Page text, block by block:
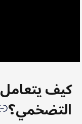
كيف
التضخمي؟